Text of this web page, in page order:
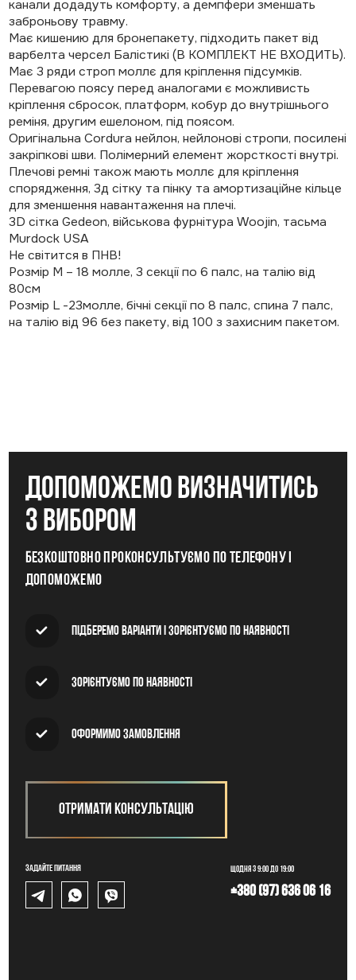
канали додадуть комфорту, а демпфери зменшать
заброньову травму.
Має кишению для бронепакету, підходить пакет від
варбелта черсел Балістикі (В КОМПЛЕКТ НЕ ВХОДИТЬ).
Має 3 ряди строп моллє для кріплення підсумків.
Перевагою поясу перед аналогами є можливисть
кріплення сбросок, платформ, кобур до внутрішнього
реміня, другим ешелоном, під поясом.
Оригінальна Cordura нейлон, нейлонові стропи, посилені
закріпкові шви. Полімерний елемент жорсткості внутрі.
Плечові ремні також мають моллє для кріплення
спорядження, 3д сітку та пінку та амортизаційне кільце
для зменшення навантаження на плечі.
3D сітка Gedeon, військова фурнітура Woojin, тасьма
Murdock USA
Не світится в ПНВ!
Розмір М – 18 молле, 3 секції по 6 палс, на талію від
80см
Розмір L -23молле, бічні секції по 8 палс, спина 7 палс,
на талію від 96 без пакету, від 100 з захисним пакетом.
допоможемо визначитись
з вибором
Безкоштовно проконсультуємо по телефону і
допоможемо
Підберемо варіанти і зорієнтуємо по наявності
Зорієнтуємо по наявності
Оформимо замовлення
Отримати консультацію
Задайте питання Щодня з 9:00 до 19:00
+380 (97) 636 06 16